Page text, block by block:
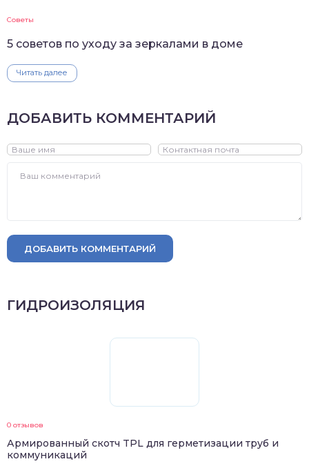
Советы
5 советов по уходу за зеркалами в доме
Читать далее
ДОБАВИТЬ КОММЕНТАРИЙ
ДОБАВИТЬ КОММЕНТАРИЙ
ГИДРОИЗОЛЯЦИЯ
0 отзывов
Армированный скотч TPL для герметизации труб и
коммуникаций